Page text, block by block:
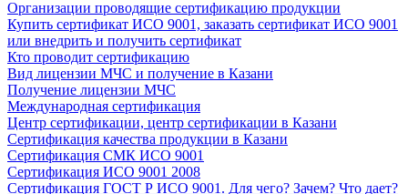
Организации проводящие сертификацию продукции
Купить сертификат ИСО 9001, заказать сертификат ИСО 9001
или внедрить и получить сертификат
Кто проводит сертификацию
Вид лицензии МЧС и получение в Казани
Получение лицензии МЧС
Международная сертификация
Центр сертификации, центр сертификации в Казани
Сертификация качества продукции в Казани
Сертификация СМК ИСО 9001
Сертификация ИСО 9001 2008
Сертификация ГОСТ Р ИСО 9001. Для чего? Зачем? Что дает?